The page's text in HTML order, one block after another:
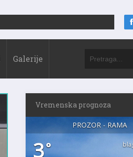
Galerije
Vremenska prognoza
PROZOR - RAMA
3°